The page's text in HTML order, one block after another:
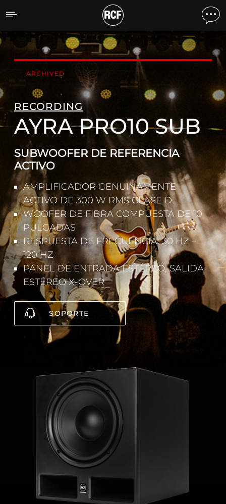
AYRA PRO10 SUB
ARCHIVED
RECORDING
AYRA PRO10 SUB
SUBWOOFER DE REFERENCIA
ACTIVO
AMPLIFICADOR GENUINAMENTE
ACTIVO DE 300 W RMS CLASE D
WOOFER DE FIBRA COMPUESTA DE 10
PULGADAS
RESPUESTA DE FRECUENCIA: 30 HZ –
120 HZ
PANEL DE ENTRADA ESTÉREO, SALIDA
ESTÉREO X-OVER
SOPORTE